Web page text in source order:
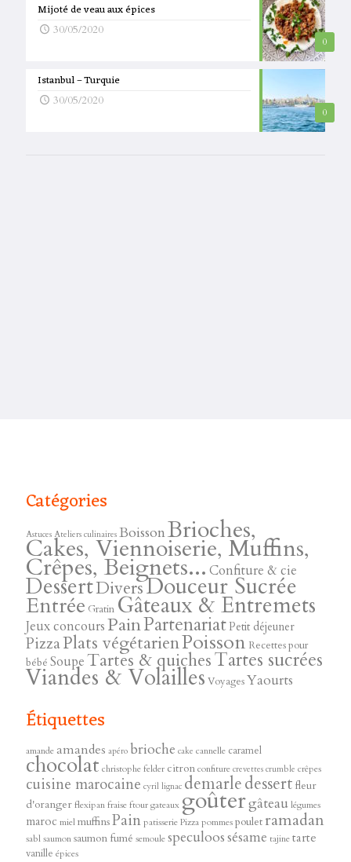
0
Mijoté de veau aux épices
30/05/2020
0
Istanbul – Turquie
30/05/2020
Catégories
Astuces Ateliers culinaires BoissonBrioches,
Cakes, Viennoiserie, Muffins,
Crêpes, Beignets... Confiture & cie
DessertDiversDouceur Sucrée
Entrée Gratin Gâteaux & Entremets
Jeux concoursPainPartenariatPetit déjeuner
PizzaPlats végétarienPoisson Recettes pour
bébé SoupeTartes & quichesTartes sucrées
Viandes & Volailles VoyagesYaourts
Étiquettes
amandeamandes apéro brioche cake cannelle caramel
chocolat christophe felder citronconfiture crevettes crumble crêpes
cuisine marocaine cyril lignac demarledessert fleur
d'orangerflexipanfraiseftourgateaux goûtergâteaulégumes
maroc mielmuffinsPainpatisseriePizzapommespouletramadan
sablsaumonsaumon fumé semoulespeculoossésame tajinetarte
vanille épices